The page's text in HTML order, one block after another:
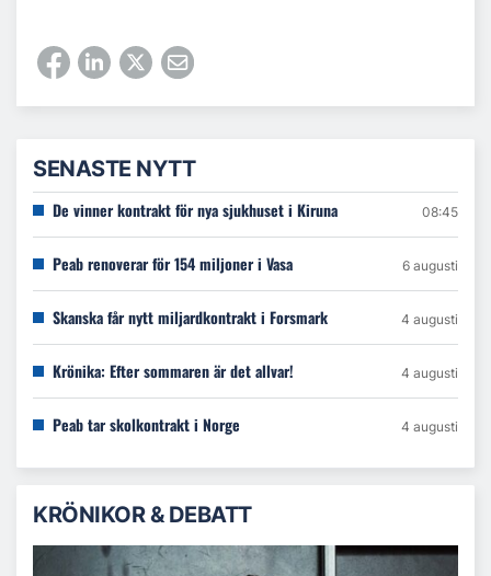
SENASTE NYTT
De vinner kontrakt för nya sjukhuset i Kiruna 08:45
Peab renoverar för 154 miljoner i Vasa 6 augusti
Skanska får nytt miljardkontrakt i Forsmark 4 augusti
Krönika: Efter sommaren är det allvar! 4 augusti
Peab tar skolkontrakt i Norge 4 augusti
KRÖNIKOR & DEBATT